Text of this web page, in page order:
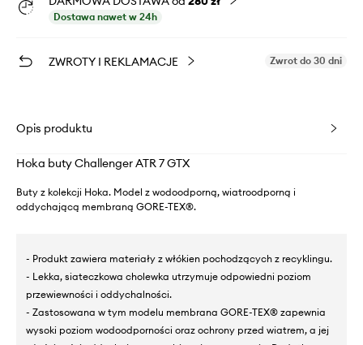
Dostawa nawet w 24h
ZWROTY I REKLAMACJE Zwrot do 30 dni
Opis produktu
Hoka buty Challenger ATR 7 GTX
Buty z kolekcji Hoka. Model z wodoodporną, wiatroodporną i
oddychającą membraną GORE-TEX®.
- Produkt zawiera materiały z włókien pochodzących z recyklingu.
- Lekka, siateczkowa cholewka utrzymuje odpowiedni poziom
przewiewności i oddychalności.
- Zastosowana w tym modelu membrana GORE-TEX® zapewnia
wysoki poziom wodoodporności oraz ochrony przed wiatrem, a jej